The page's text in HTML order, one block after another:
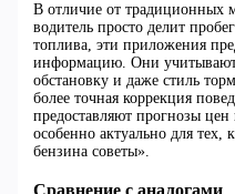
В отличие от традиционных
водитель просто делит
топлива, эти приложения
информацию. Они
обстановку и даже стиль
более точная коррекция
предоставляют прогнозы
особенно актуально для тех,
бензина советы».
Сравнение с аналогами